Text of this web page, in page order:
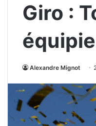
Giro :
Alexandre Mignot